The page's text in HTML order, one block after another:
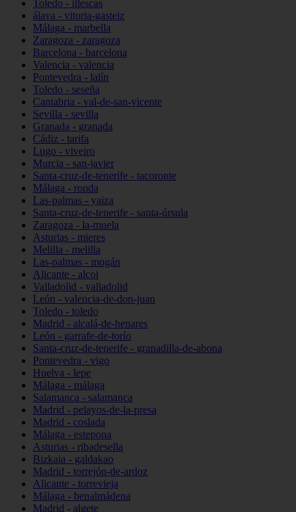
Toledo - illescas
álava - vitoria-gasteiz
Málaga - marbella
Zaragoza - zaragoza
Barcelona - barcelona
Valencia - valencia
Pontevedra - lalín
Toledo - seseña
Cantabria - val-de-san-vicente
Sevilla - sevilla
Granada - granada
Cádiz - tarifa
Lugo - viveiro
Murcia - san-javier
Santa-cruz-de-tenerife - tacoronte
Málaga - ronda
Las-palmas - yaiza
Santa-cruz-de-tenerife - santa-úrsula
Zaragoza - la-muela
Asturias - mieres
Melilla - melilla
Las-palmas - mogán
Alicante - alcoi
Valladolid - valladolid
León - valencia-de-don-juan
Toledo - toledo
Madrid - alcalá-de-henares
León - garrafe-de-torío
Santa-cruz-de-tenerife - granadilla-de-abona
Pontevedra - vigo
Huelva - lepe
Málaga - málaga
Salamanca - salamanca
Madrid - pelayos-de-la-presa
Madrid - coslada
Málaga - estepona
Asturias - ribadesella
Bizkaia - galdakao
Madrid - torrejón-de-ardoz
Alicante - torrevieja
Málaga - benalmádena
Madrid - algete